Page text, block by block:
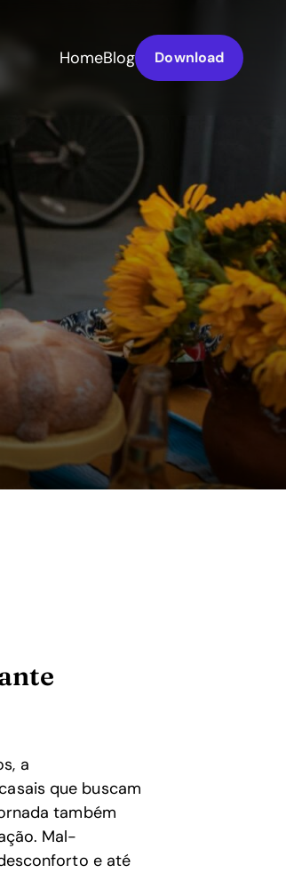
HomeBlog Download
a
que buscam
também
Mal-
e até